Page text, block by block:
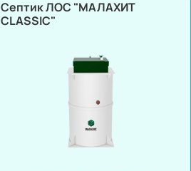
Септик ЛОС "МАЛАХИТ
CLASSIC"